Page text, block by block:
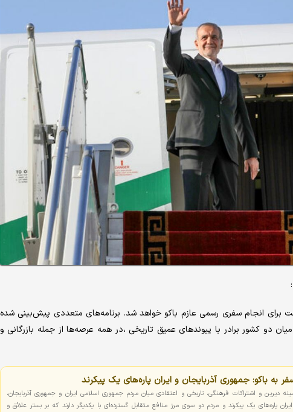
به دعوت رئیس‌جمهور آذربایجان ۸ اردیبهشت برای انجام سفری رسمی عازم باکو خواهد شد. برنامه‌های متعددی پیش‌بینی شده
کشور برادر با پیوندهای عمیق تاریخی ،در همه عرصه‌ها از جمله بازرگانی و
به باکو: جمهوری آذربایجان و ایران پاره‌های یک پیکرند
دیرین و اشتراکات فرهنگی، تاریخی و اعتقادی میان مردم جمهوری اسلامی ایران و جمهوری آذربایجان،
پاره‌های یک پیکرند و مردم دو سوی مرز منافع متقابل گسترده‌ای با یکدیگر دارند که بر بستر علائق و